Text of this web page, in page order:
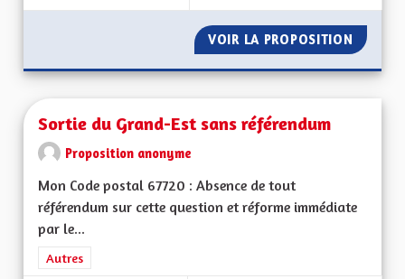
VOIR LA PROPOSITION
Sortie du Grand-Est sans référendum
Proposition anonyme
Mon Code postal 67720 : Absence de tout
référendum sur cette question et réforme immédiate
par le...
Filtrer les résultats de la catégorie : Autres
Autres